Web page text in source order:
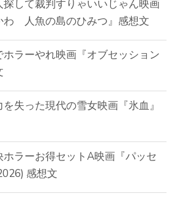
探して裁判すりゃいいじゃん映画
わ 人魚の島のひみつ』感想文
ホラーやれ映画『オブセッション
失った現代の雪女映画『氷血』
ラーお得セットA映画『パッセ
感想文